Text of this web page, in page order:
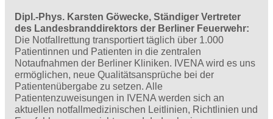
Dipl.-Phys. Karsten Göwecke, Ständiger Vertreter
des Landesbranddirektors der Berliner Feuerwehr:
Die Notfallrettung transportiert täglich über 1.000
Patientinnen und Patienten in die zentralen
Notaufnahmen der Berliner Kliniken. IVENA wird es uns
ermöglichen, neue Qualitätsansprüche bei der
Patientenübergabe zu setzen. Alle
Patientenzuweisungen in IVENA werden sich an
aktuellen notfallmedizinischen Leitlinien, Richtlinien und